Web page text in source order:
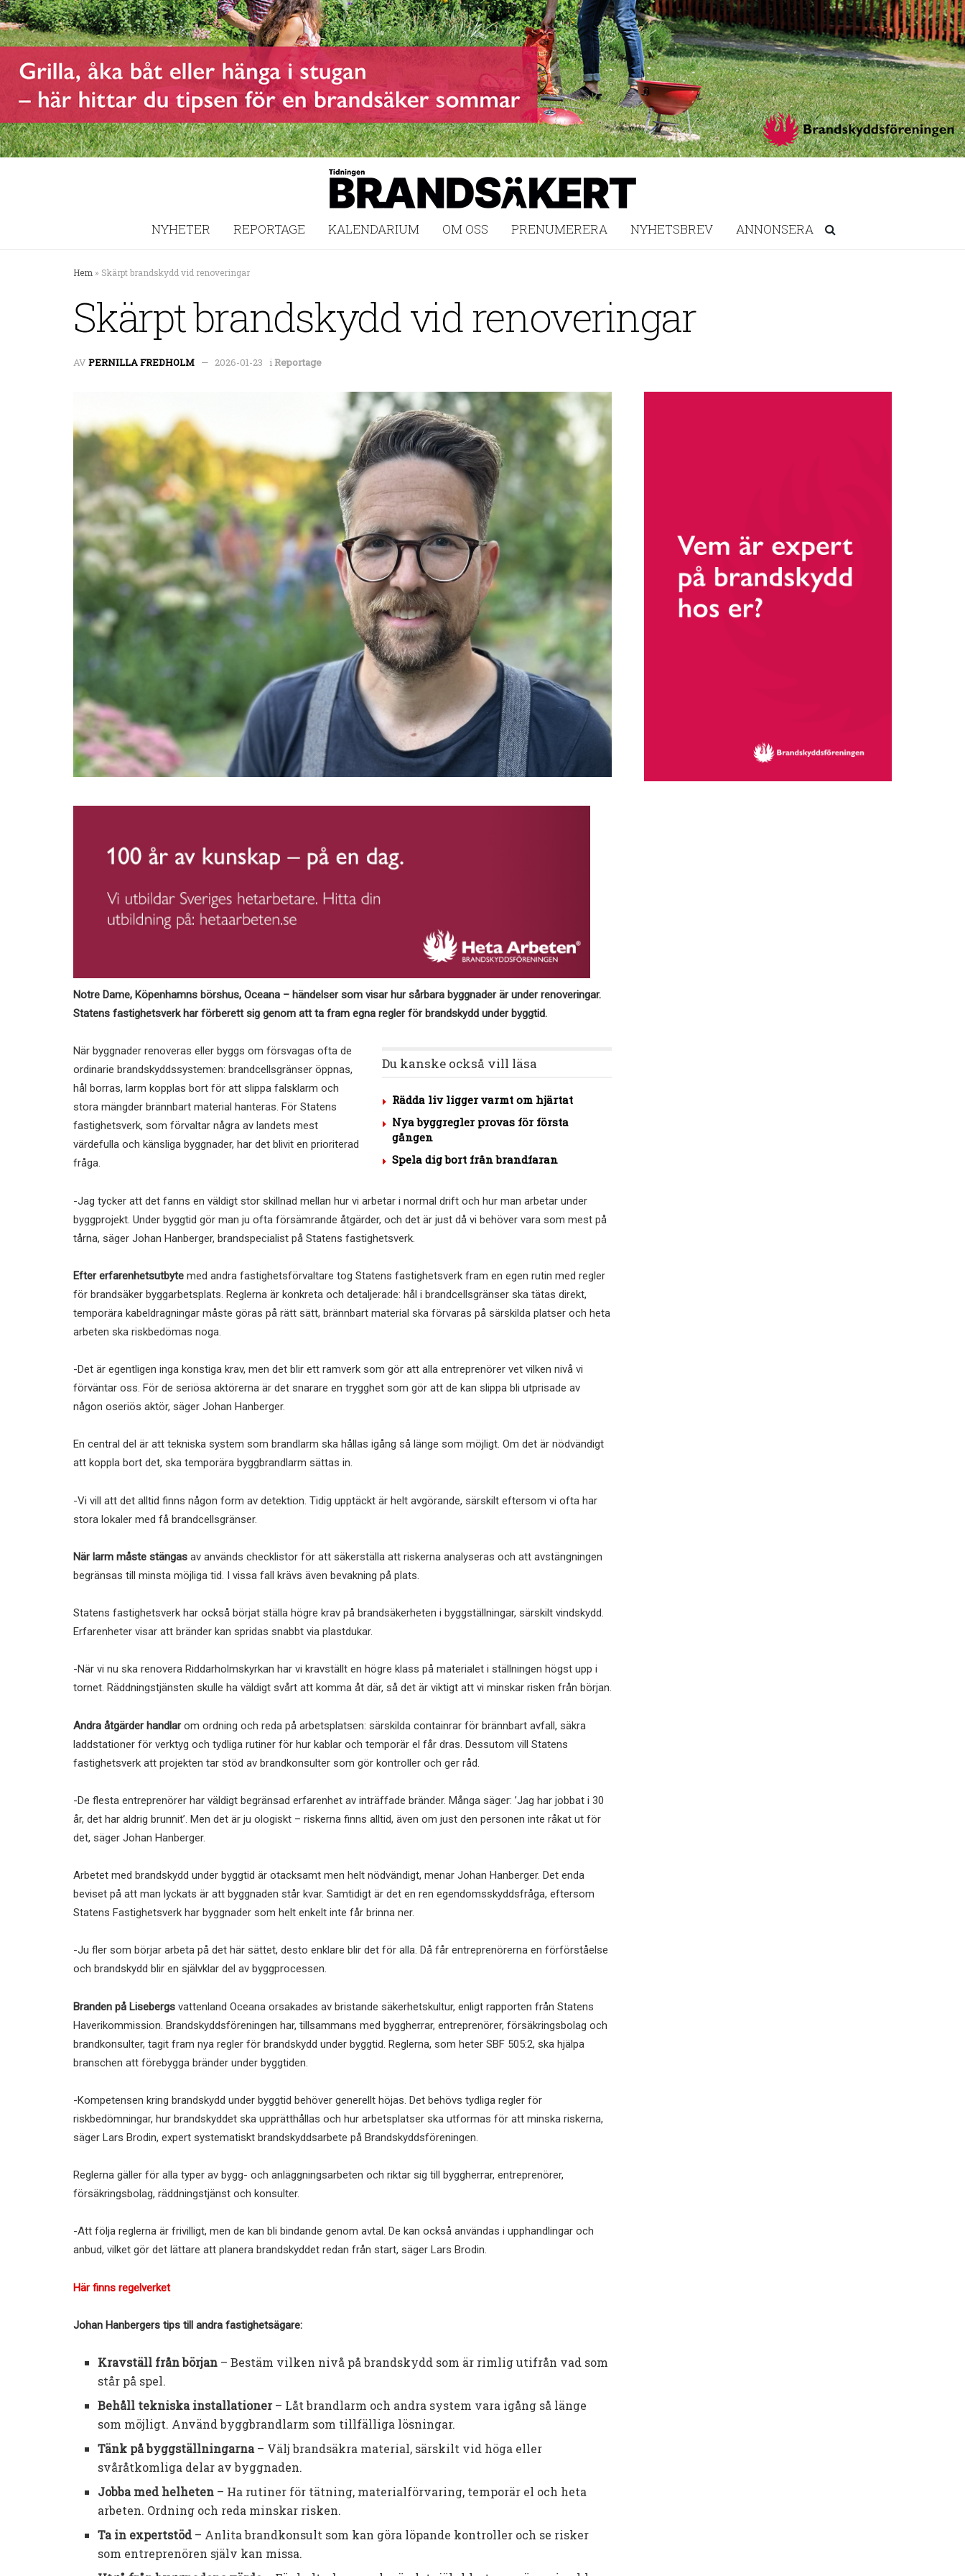
NYHETER REPORTAGE KALENDARIUM OM OSS PRENUMERERA NYHETSBREV ANNONSERA
Hem » Skärpt brandskydd vid renoveringar
Skärpt brandskydd vid renoveringar
AV PERNILLA FREDHOLM 2026-01-23 iReportage
Notre Dame, Köpenhamns börshus, Oceana – händelser som visar hur sårbara byggnader är under renoveringar.
Statens fastighetsverk har förberett sig genom att ta fram egna regler för brandskydd under byggtid.
Du kanske också vill läsa
Rädda liv ligger varmt om hjärtat
Nya byggregler provas för första
gången
Spela dig bort från brandfaran
När byggnader renoveras eller byggs om försvagas ofta de
ordinarie brandskyddssystemen: brandcellsgränser öppnas,
hål borras, larm kopplas bort för att slippa falsklarm och
stora mängder brännbart material hanteras. För Statens
fastighetsverk, som förvaltar några av landets mest
värdefulla och känsliga byggnader, har det blivit en prioriterad
fråga.
-Jag tycker att det fanns en väldigt stor skillnad mellan hur vi arbetar i normal drift och hur man arbetar under
byggprojekt. Under byggtid gör man ju ofta försämrande åtgärder, och det är just då vi behöver vara som mest på
tårna, säger Johan Hanberger, brandspecialist på Statens fastighetsverk.
Efter erfarenhetsutbyte med andra fastighetsförvaltare tog Statens fastighetsverk fram en egen rutin med regler
för brandsäker byggarbetsplats. Reglerna är konkreta och detaljerade: hål i brandcellsgränser ska tätas direkt,
temporära kabeldragningar måste göras på rätt sätt, brännbart material ska förvaras på särskilda platser och heta
arbeten ska riskbedömas noga.
-Det är egentligen inga konstiga krav, men det blir ett ramverk som gör att alla entreprenörer vet vilken nivå vi
förväntar oss. För de seriösa aktörerna är det snarare en trygghet som gör att de kan slippa bli utprisade av
någon oseriös aktör, säger Johan Hanberger.
En central del är att tekniska system som brandlarm ska hållas igång så länge som möjligt. Om det är nödvändigt
att koppla bort det, ska temporära byggbrandlarm sättas in.
-Vi vill att det alltid finns någon form av detektion. Tidig upptäckt är helt avgörande, särskilt eftersom vi ofta har
stora lokaler med få brandcellsgränser.
När larm måste stängas av används checklistor för att säkerställa att riskerna analyseras och att avstängningen
begränsas till minsta möjliga tid. I vissa fall krävs även bevakning på plats.
Statens fastighetsverk har också börjat ställa högre krav på brandsäkerheten i byggställningar, särskilt vindskydd.
Erfarenheter visar att bränder kan spridas snabbt via plastdukar.
-När vi nu ska renovera Riddarholmskyrkan har vi kravställt en högre klass på materialet i ställningen högst upp i
tornet. Räddningstjänsten skulle ha väldigt svårt att komma åt där, så det är viktigt att vi minskar risken från början.
Andra åtgärder handlarom ordning och reda på arbetsplatsen: särskilda containrar för brännbart avfall, säkra
laddstationer för verktyg och tydliga rutiner för hur kablar och temporär el får dras. Dessutom vill Statens
fastighetsverk att projekten tar stöd av brandkonsulter som gör kontroller och ger råd.
-De flesta entreprenörer har väldigt begränsad erfarenhet av inträffade bränder. Många säger: ’Jag har jobbat i 30
år, det har aldrig brunnit’. Men det är ju ologiskt – riskerna finns alltid, även om just den personen inte råkat ut för
det, säger Johan Hanberger.
Arbetet med brandskydd under byggtid är otacksamt men helt nödvändigt, menar Johan Hanberger. Det enda
beviset på att man lyckats är att byggnaden står kvar. Samtidigt är det en ren egendomsskyddsfråga, eftersom
Statens Fastighetsverk har byggnader som helt enkelt inte får brinna ner.
-Ju fler som börjar arbeta på det här sättet, desto enklare blir det för alla. Då får entreprenörerna en förförståelse
och brandskydd blir en självklar del av byggprocessen.
Branden på Lisebergs vattenland Oceana orsakades av bristande säkerhetskultur, enligt rapporten från Statens
Haverikommission. Brandskyddsföreningen har, tillsammans med byggherrar, entreprenörer, försäkringsbolag och
brandkonsulter, tagit fram nya regler för brandskydd under byggtid. Reglerna, som heter SBF 505:2, ska hjälpa
branschen att förebygga bränder under byggtiden.
-Kompetensen kring brandskydd under byggtid behöver generellt höjas. Det behövs tydliga regler för
riskbedömningar, hur brandskyddet ska upprätthållas och hur arbetsplatser ska utformas för att minska riskerna,
säger Lars Brodin, expert systematiskt brandskyddsarbete på Brandskyddsföreningen.
Reglerna gäller för alla typer av bygg- och anläggningsarbeten och riktar sig till byggherrar, entreprenörer,
försäkringsbolag, räddningstjänst och konsulter.
-Att följa reglerna är frivilligt, men de kan bli bindande genom avtal. De kan också användas i upphandlingar och
anbud, vilket gör det lättare att planera brandskyddet redan från start, säger Lars Brodin.
Här finns regelverket
Johan Hanbergers tips till andra fastighetsägare:
Kravställ från början – Bestäm vilken nivå på brandskydd som är rimlig utifrån vad som
står på spel.
Behåll tekniska installationer– Låt brandlarm och andra system vara igång så länge
som möjligt. Använd byggbrandlarm som tillfälliga lösningar.
Tänk på byggställningarna– Välj brandsäkra material, särskilt vid höga eller
svåråtkomliga delar av byggnaden.
Jobba med helheten – Ha rutiner för tätning, materialförvaring, temporär el och heta
arbeten. Ordning och reda minskar risken.
Ta in expertstöd– Anlita brandkonsult som kan göra löpande kontroller och se risker
som entreprenören själv kan missa.